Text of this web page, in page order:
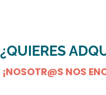
¿QUIERES
¡NOSOTR@S NOS